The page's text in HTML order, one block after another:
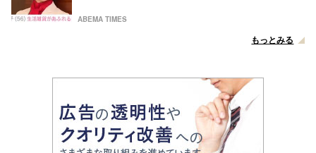
ABEMA TIMES
もっとみる